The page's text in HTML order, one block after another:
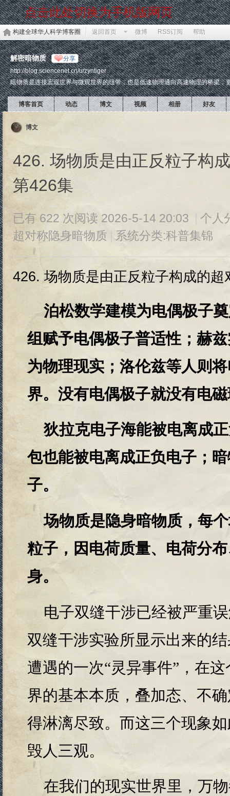
点击此处切换为手机版网页
构建全球华人科学博客圈 返回首页 微博 RSS订阅 帮助
解密暗物质 分享
http://blog.sciencenet.cn/u/zyntiger
暗物质是连接宏观世界与微观世界的纽带，也是低速物理通向高速物理的桥梁
博客首页 动态 博文 视频 相册 好友
博文
426. 场物质是由正反粒子构
第426集
已有 622 次阅读 2026-5-14 20:03
个人
超对称隐身暗物质
系统分类:科普集锦
426. 场物质是由正反粒子构成的
泊松数学建模为电偶极子
组赋予电偶极子普适性；赫
为物理现实；洛伦兹等人则
界。没有电偶极子就没有电
狄拉克电子海能被电离成
包也能被电离成正负电子；
子。
场物质是隐身暗物质，每
粒子，因电荷质量、电荷分
身。
电子双缝干涉已经被严重
双缝干涉实验所显示出来的
遭遇的一次“灵异事件”，在
界的基本本质，叠加态、不
得淋漓尽致。而这三个现象
毁人三观。
在我们的现实世界里，万